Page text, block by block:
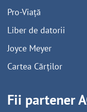
Pro-Viață
Liber de datorii
Joyce Meyer
Cartea Cărților
Fii partener